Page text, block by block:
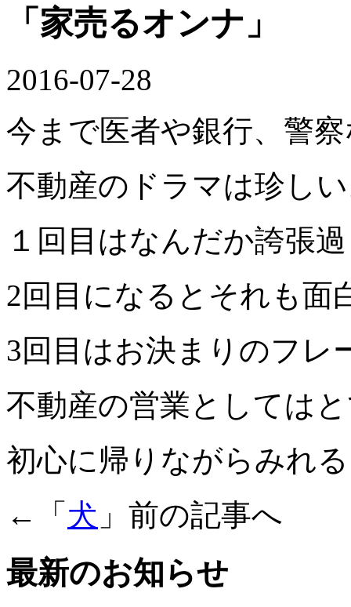
「家売るオンナ」
2016-07-28
今まで医者や銀行、警
不動産のドラマは珍し
１回目はなんだか誇張
2回目になるとそれも面
3回目はお決まりのフレ
不動産の営業としては
初心に帰りながらみれ
←「 犬 」前の記事へ
最新のお知らせ